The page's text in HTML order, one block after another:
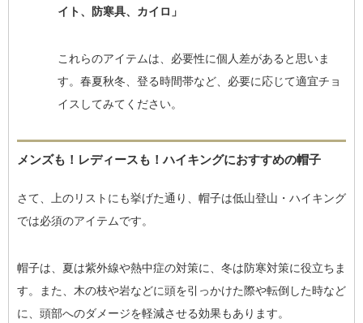
イト、防寒具、カイロ」
これらのアイテムは、必要性に個人差があると思いま
す。春夏秋冬、登る時間帯など、必要に応じて適宜チョ
イスしてみてください。
メンズも！レディースも！ハイキングにおすすめの帽子
さて、上のリストにも挙げた通り、帽子は低山登山・ハイキング
では必須のアイテムです。
帽子は、夏は紫外線や熱中症の対策に、冬は防寒対策に役立ちま
す。また、木の枝や岩などに頭を引っかけた際や転倒した時など
に、頭部へのダメージを軽減させる効果もあります。